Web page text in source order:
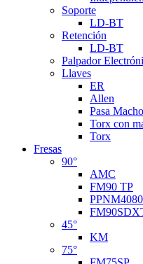
Soporte
LD-BT
Retención
LD-BT
Palpador
Llaves
ER
Allen
Pasa Macho
Torx con
Torx
Fresas
90°
AMC
FM90 TP
45°
KM
75°